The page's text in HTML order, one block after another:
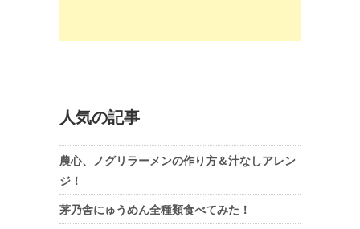
人気の記事
農心、ノグリラーメンの作り方＆汁なしアレン
ジ！
茅乃舎にゅうめん全種類食べてみた！